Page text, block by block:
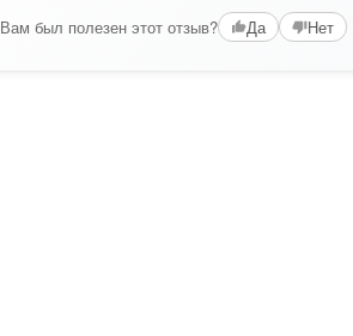
Вам был полезен этот отзыв? Да Нет